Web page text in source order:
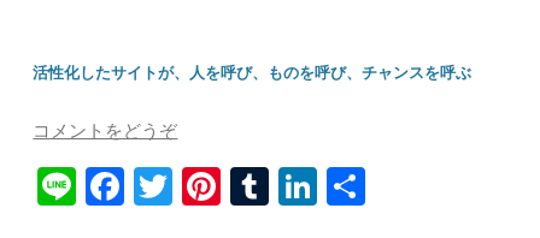
活性化したサイトが、人を呼び、ものを呼び、チャンスを呼ぶ
コメントをどうぞ
Li
Fa T
Pi
T
Li